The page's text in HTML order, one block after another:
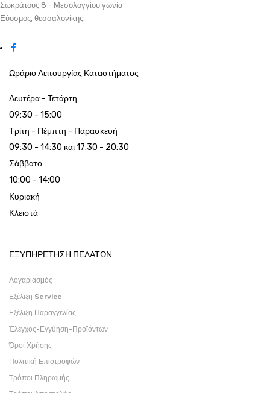
Σωκράτους 8 - Μεσολογγίου γωνία
Εύοσμος, θεσσαλονίκης.
Ωράριο Λειτουργίας Καταστήματος
Δευτέρα - Τετάρτη
09:30 - 15:00
Τρίτη - Πέμπτη - Παρασκευή
09:30 - 14:30 και 17:30 - 20:30
Σάββατο
10:00 - 14:00
Κυριακή
Κλειστά
ΕΞΥΠΗΡΕΤΗΣΗ ΠΕΛΑΤΩΝ
Λογαριασμός
Εξέλιξη Service
Εξέλιξη Παραγγελίας
Έλεγχος-Εγγύηση-Προϊόντων
Όροι Χρήσης
Πολιτική Επιστροφών
Τρόποι Πληρωμής